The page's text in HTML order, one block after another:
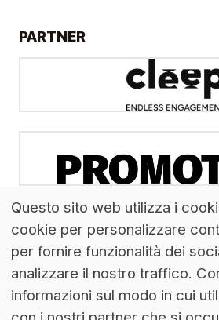
PARTNER
Questo sito web utilizza i
cookie per personalizzare
per fornire funzionalità dei
analizzare il nostro traffico.
informazioni sul modo in cui